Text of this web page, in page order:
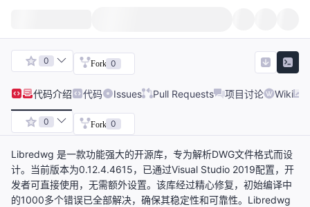
0 Fork 0
代码介绍 代码 Issues Pull Requests 项目讨论 Wiki
0 Fork 0
Libredwg 是一款功能强大的开源库，专为解析DWG文件格式而设
计。当前版本为0.12.4.4615，已通过Visual Studio 2019配置，开
发者可直接使用，无需额外设置。该库经过精心修复，初始编译中
的1000多个错误已全部解决，确保其稳定性和可靠性。Libredwg